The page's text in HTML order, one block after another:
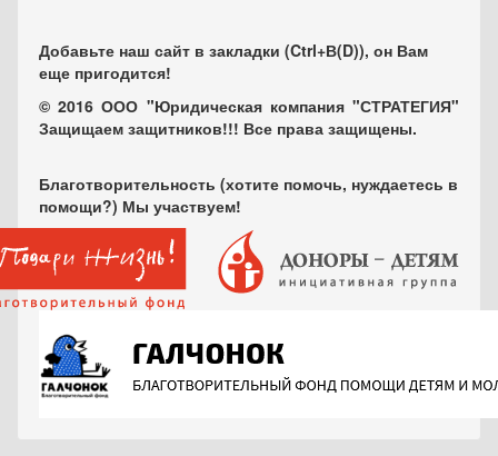
Добавьте наш сайт в закладки (Ctrl+В(D)), он Вам
еще пригодится!
© 2016 ООО "Юридическая компания "СТРАТЕГИЯ"
Защищаем защитников!!! Все права защищены.
Благотворительность (хотите помочь, нуждаетесь в
помощи?) Мы участвуем!